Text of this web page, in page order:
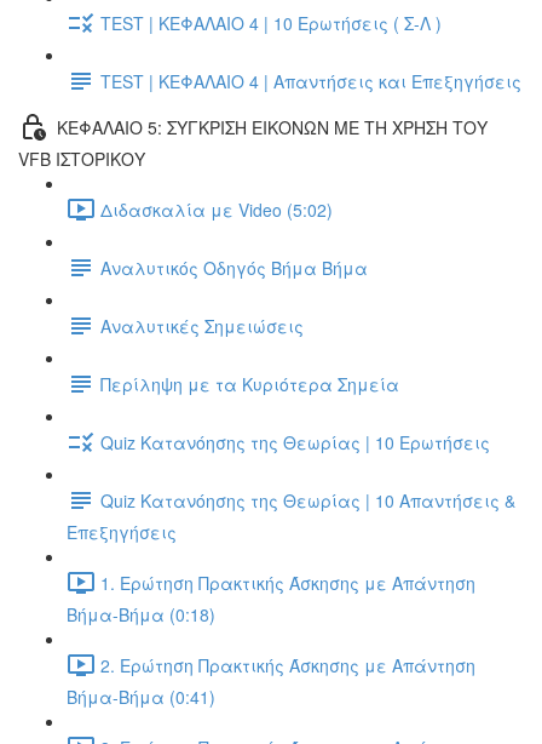
TEST | ΚΕΦΑΛΑΙΟ 4 | 10 Ερωτήσεις ( Σ-Λ )
TEST | ΚΕΦΑΛΑΙΟ 4 | Απαντήσεις και Επεξηγήσεις
ΚΕΦΑΛΑΙΟ 5: ΣΥΓΚΡΙΣΗ ΕΙΚΟΝΩΝ ΜΕ ΤΗ ΧΡΗΣΗ ΤΟΥ
VFB ΙΣΤΟΡΙΚΟΥ
Διδασκαλία με Video (5:02)
Αναλυτικός Οδηγός Βήμα Βήμα
Αναλυτικές Σημειώσεις
Περίληψη με τα Κυριότερα Σημεία
Quiz Κατανόησης της Θεωρίας | 10 Ερωτήσεις
Quiz Κατανόησης της Θεωρίας | 10 Απαντήσεις &
Επεξηγήσεις
1. Ερώτηση Πρακτικής Άσκησης με Απάντηση
Βήμα-Βήμα (0:18)
2. Ερώτηση Πρακτικής Άσκησης με Απάντηση
Βήμα-Βήμα (0:41)